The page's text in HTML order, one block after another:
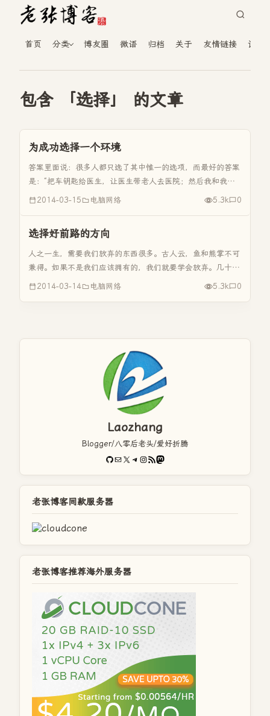
首页 分类 博友圈 微语 归档 关于 友情链接 读者
包含 「选择」 的文章
为成功选择一个环境
答案里面说：很多人都只选了其中惟一的选项，而最好的答案
是：“把车钥匙给医生，让医生带老人去医院；然后我和我的
梦中情人一起等巴士”。 是因为我们从来不想放弃任何好处
2014-03-15 电脑网络 5.3k 0
选择好前路的方向
人之一生，需要我们放弃的东西很多。古人云，鱼和熊掌不可
兼得。如果不是我们应该拥有的，我们就要学会放弃。几十年
的人生旅途，会有山山水水，风风雨雨，有所得也必然有所
2014-03-14 电脑网络 5.3k 0
Laozhang
Blogger/八零后老头/爱好折腾
GitHub
电子邮件X Telegram
Instagram
RSS FeedMastodon
老张博客同款服务器
老张博客推荐海外服务器